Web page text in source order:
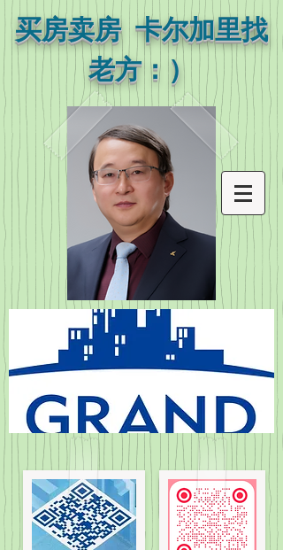
买房卖房 卡尔加里找
老方：）